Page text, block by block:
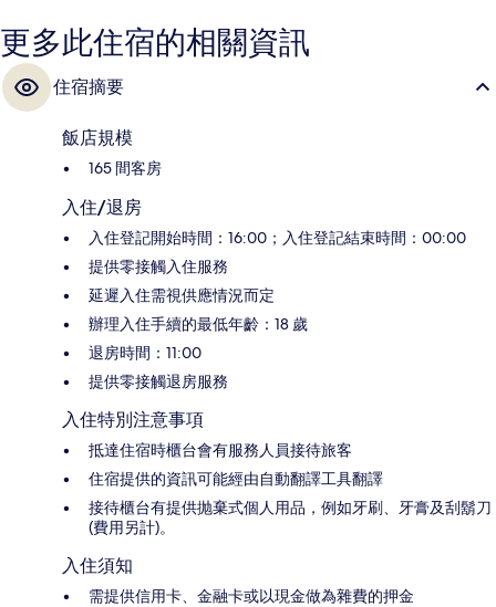
更多此住宿的相關資訊
住宿摘要
飯店規模
165 間客房
入住/退房
入住登記開始時間：16:00；入住登記結束時間：00:00
提供零接觸入住服務
延遲入住需視供應情況而定
辦理入住手續的最低年齡：18 歲
退房時間：11:00
提供零接觸退房服務
入住特別注意事項
抵達住宿時櫃台會有服務人員接待旅客
住宿提供的資訊可能經由自動翻譯工具翻譯
接待櫃台有提供抛棄式個人用品，例如牙刷、牙膏及刮鬍刀
(費用另計)。
入住須知
需提供信用卡、金融卡或以現金做為雜費的押金